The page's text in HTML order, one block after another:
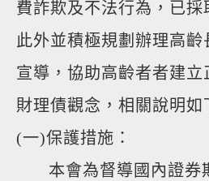
費詐欺及不法行為，已採
此外並積極規劃辦理高
宣導，協助高齡者者建立
財理債觀念，相關說明如
(一)保護措施：
本會為督導國內證券